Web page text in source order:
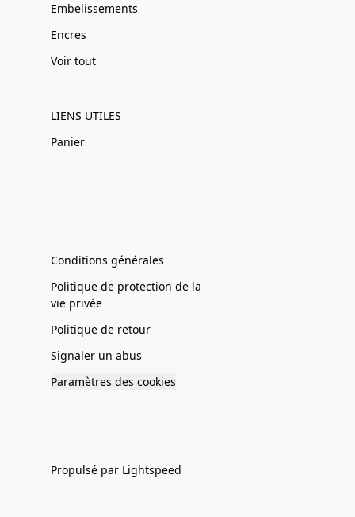
Embelissements
Encres
Voir tout
LIENS UTILES
Panier
Conditions générales
Politique de protection de la
vie privée
Politique de retour
Signaler un abus
Paramètres des cookies
Propulsé par Lightspeed